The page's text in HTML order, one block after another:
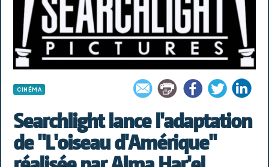
CINÉMA
Searchlight lance l'adaptation
de "L'oiseau d'Amérique"